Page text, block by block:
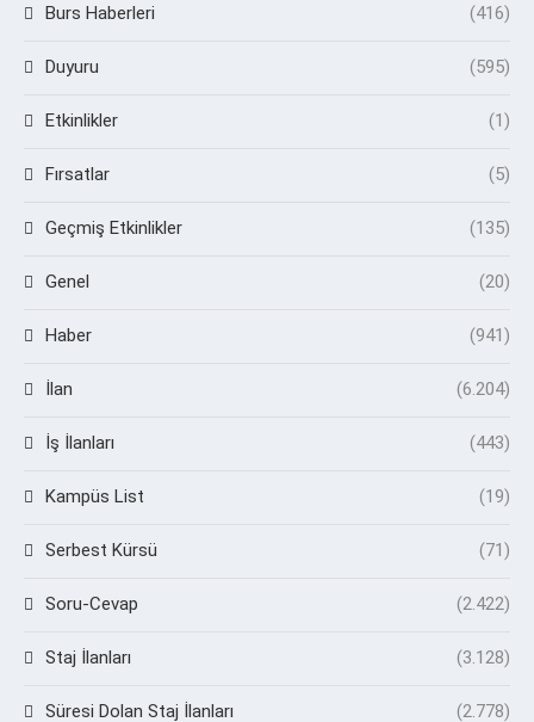
Burs Haberleri (416)
Duyuru (595)
Etkinlikler (1)
Fırsatlar (5)
Geçmiş Etkinlikler (135)
Genel (20)
Haber (941)
İlan (6.204)
İş İlanları (443)
Kampüs List (19)
Serbest Kürsü (71)
Soru-Cevap (2.422)
Staj İlanları (3.128)
Süresi Dolan Staj İlanları (2.778)